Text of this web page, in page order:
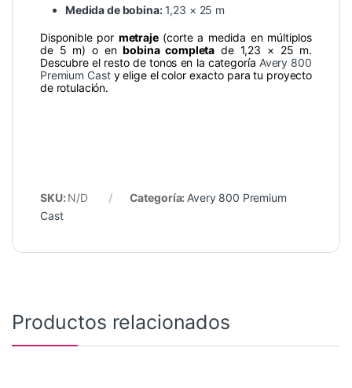
Medida de bobina:1,23 × 25 m
Disponible por metraje(corte a medida en múltiplos
de 5 m) o enbobina completa de 1,23 × 25 m.
Descubre el resto de tonos en la categoría Avery 800
Premium Casty elige el color exacto para tu proyecto
de rotulación.
SKU: N/D Categoría: Avery 800 Premium
Cast
Productos relacionados